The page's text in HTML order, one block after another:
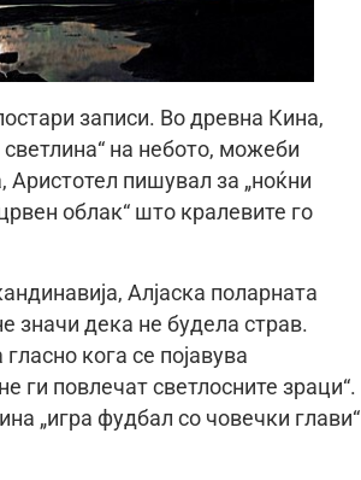
записи. Во древна Кина,
светлина“ на небото, можеби
Аристотел пишувал за „ноќни
облак“ што кралевите го
Алјаска поларната
значи дека не будела страв.
кога се појавува
ги повлечат светлосните зраци“.
„игра фудбал со човечки глави“